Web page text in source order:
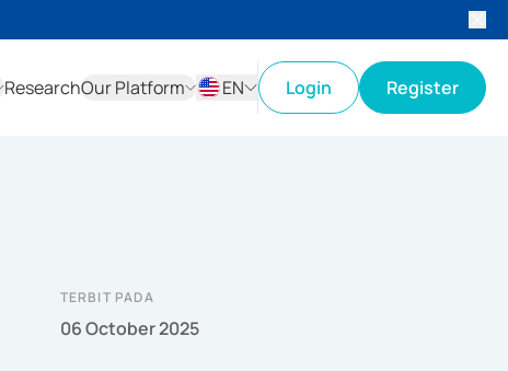
ResearchOur Platform
EN
Login Register
TERBIT PADA
06 October 2025